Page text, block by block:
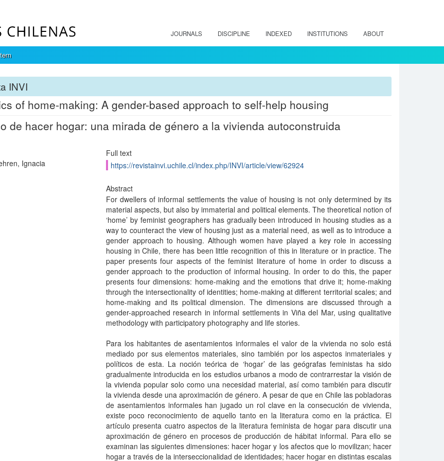
JOURNALS DISCIPLINE INDEXED INSTITUTIONS ABOUT
INVI
of home-making: A gender-based approach to self-help housing
de hacer hogar: una mirada de género a la vivienda autoconstruida
Ignacia
Full text
https://revistainvi.uchile.cl/index.php/INVI/article/view/62924
Abstract
For dwellers of informal settlements the value of housing is not only determined by its
material aspects, but also by immaterial and political elements. The theoretical notion of
‘home’ by feminist geographers has gradually been introduced in housing studies as a
way to counteract the view of housing just as a material need, as well as to introduce a
gender approach to housing. Although women have played a key role in accessing
housing in Chile, there has been little recognition of this in literature or in practice. The
paper presents four aspects of the feminist literature of home in order to discuss a
gender approach to the production of informal housing. In order to do this, the paper
presents four dimensions: home-making and the emotions that drive it; home-making
through the intersectionality of identities; home-making at different territorial scales; and
home-making and its political dimension. The dimensions are discussed through a
gender-approached research in informal settlements in Viña del Mar, using qualitative
methodology with participatory photography and life stories.
Para los habitantes de asentamientos informales el valor de la vivienda no solo está
mediado por sus elementos materiales, sino también por los aspectos inmateriales y
políticos de esta. La noción teórica de ‘hogar’ de las geógrafas feministas ha sido
gradualmente introducida en los estudios urbanos a modo de contrarrestar la visión de
la vivienda popular solo como una necesidad material, así como también para discutir
la vivienda desde una aproximación de género. A pesar de que en Chile las pobladoras
de asentamientos informales han jugado un rol clave en la consecución de vivienda,
existe poco reconocimiento de aquello tanto en la literatura como en la práctica. El
artículo presenta cuatro aspectos de la literatura feminista de hogar para discutir una
aproximación de género en procesos de producción de hábitat informal. Para ello se
examinan las siguientes dimensiones: hacer hogar y los afectos que lo movilizan; hacer
hogar a través de la interseccionalidad de identidades; hacer hogar en distintas escalas